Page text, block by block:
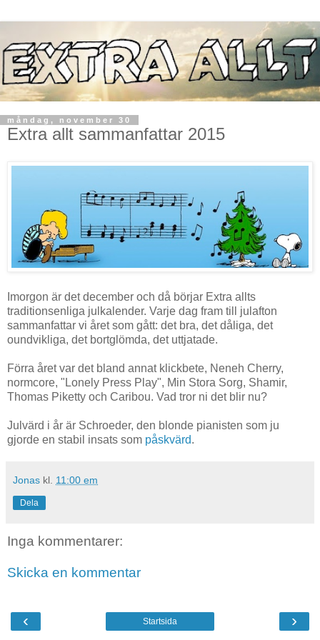
måndag, november 30
Extra allt sammanfattar 2015
Imorgon är det december och då börjar Extra allts
traditionsenliga julkalender. Varje dag fram till julafton
sammanfattar vi året som gått: det bra, det dåliga, det
oundvikliga, det bortglömda, det uttjatade.
Förra året var det bland annat klickbete, Neneh Cherry,
normcore, "Lonely Press Play", Min Stora Sorg, Shamir,
Thomas Piketty och Caribou. Vad tror ni det blir nu?
Julvärd i år är Schroeder, den blonde pianisten som ju
gjorde en stabil insats som påskvärd.
Jonas kl. 11:00 em
Dela
Inga kommentarer:
Skicka en kommentar
‹ ›
Startsida